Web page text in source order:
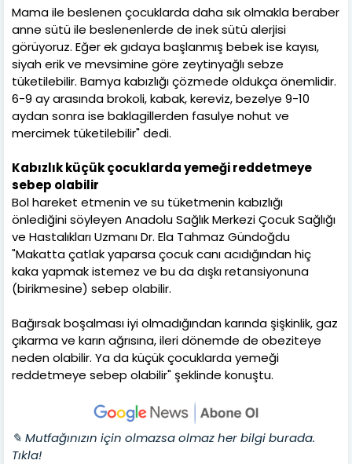
Mama ile beslenen çocuklarda daha sık olmakla beraber
anne sütü ile beslenenlerde de inek sütü alerjisi
görüyoruz. Eğer ek gıdaya başlanmış bebek ise kayısı,
siyah erik ve mevsimine göre zeytinyağlı sebze
tüketilebilir. Bamya kabızlığı çözmede oldukça önemlidir.
6-9 ay arasında brokoli, kabak, kereviz, bezelye 9-10
aydan sonra ise baklagillerden fasulye nohut ve
mercimek tüketilebilir" dedi.
Kabızlık küçük çocuklarda yemeği reddetmeye
sebep olabilir
Bol hareket etmenin ve su tüketmenin kabızlığı
önlediğini söyleyen Anadolu Sağlık Merkezi Çocuk Sağlığı
ve Hastalıkları Uzmanı Dr. Ela Tahmaz Gündoğdu
"Makatta çatlak yaparsa çocuk canı acıdığından hiç
kaka yapmak istemez ve bu da dışkı retansiyonuna
(birikmesine) sebep olabilir.
Bağırsak boşalması iyi olmadığından karında şişkinlik, gaz
çıkarma ve karın ağrısına, ileri dönemde de obeziteye
neden olabilir. Ya da küçük çocuklarda yemeği
reddetmeye sebep olabilir" şeklinde konuştu.
✎ Mutfağınızın için olmazsa olmaz her bilgi burada.
Tıkla!